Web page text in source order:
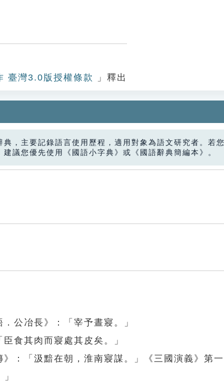
臺灣3.0版授權條款 」釋出
典，主要記錄語言使用歷程，適用對象為語文研究者。若
議您優先使用《國語小字典》或《國語辭典簡編本》。
公冶長》：「宰予晝寢。」
食其肉而寢處其皮矣。」
：「汲黯在朝，淮南寢謀。」《三國演義》第